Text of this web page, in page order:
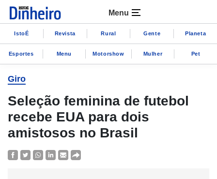
Menu
IstoÉ Revista Rural Gente Planeta
Esportes Menu Motorshow Mulher Pet
Giro
Seleção feminina de futebol
recebe EUA para dois
amistosos no Brasil